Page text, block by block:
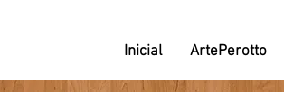
Inicial ArtePerotto